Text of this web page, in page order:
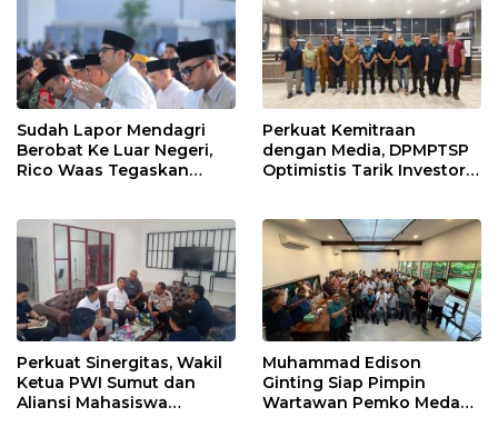
Sudah Lapor Mendagri
Berobat Ke Luar Negeri,
Rico Waas Tegaskan
Perkuat Kemitraan
dengan Media, DPMPTSP
Optimistis Tarik Investor
Perkuat Sinergitas, Wakil
Ketua PWI Sumut dan
Aliansi Mahasiswa
Muhammad Edison
Ginting Siap Pimpin
Wartawan Pemko Medan,